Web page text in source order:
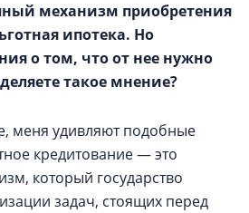
механизм приобретения
ипотека. Но
о том, что от нее нужно
такое мнение?
меня удивляют подобные
кредитование — это
который государство
задач, стоящих перед